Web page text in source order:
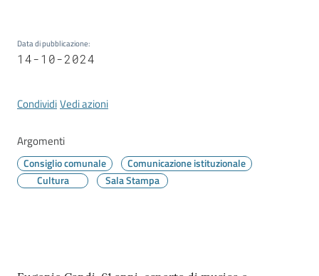
Argomenti
Seguici
Data di pubblicazione:
14-10-2024
CondividiVedi azioni
Argomenti
Consiglio comunale
Comunicazione istituzionale
Cultura
Sala Stampa